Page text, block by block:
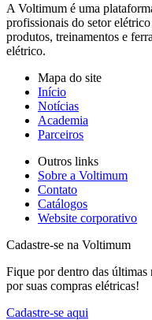
A Voltimum é uma
profissionais do setor
produtos, treinamentos e
elétrico.
Mapa do site
Início
Notícias
Academia
Parceiros
Outros links
Sobre a Voltimum
Contato
Catálogos
Website corporativo
Cadastre-se na Voltimum
Fique por dentro das últimas
por suas compras elétricas!
Cadastre-se aqui